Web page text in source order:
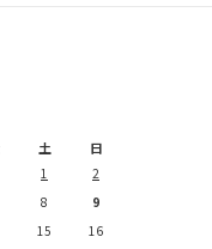
土 日
1
2
8
9
15
16